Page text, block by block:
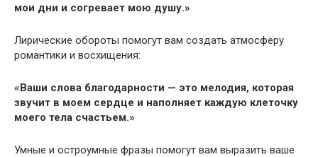
мои дни и согревает мою душу.»
Лирические обороты помогут вам создать атмосферу
романтики и восхищения:
«Ваши слова благодарности — это мелодия, которая
звучит в моем сердце и наполняет каждую клеточку
моего тела счастьем.»
Умные и остроумные фразы помогут вам выразить ваше